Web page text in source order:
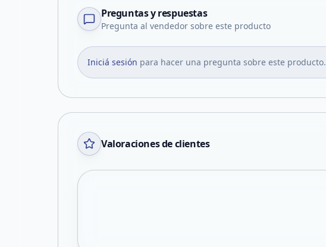
Preguntas y respuestas
Pregunta al vendedor sobre este producto
Iniciá sesión para hacer una pregunta sobre este producto.
Valoraciones de clientes